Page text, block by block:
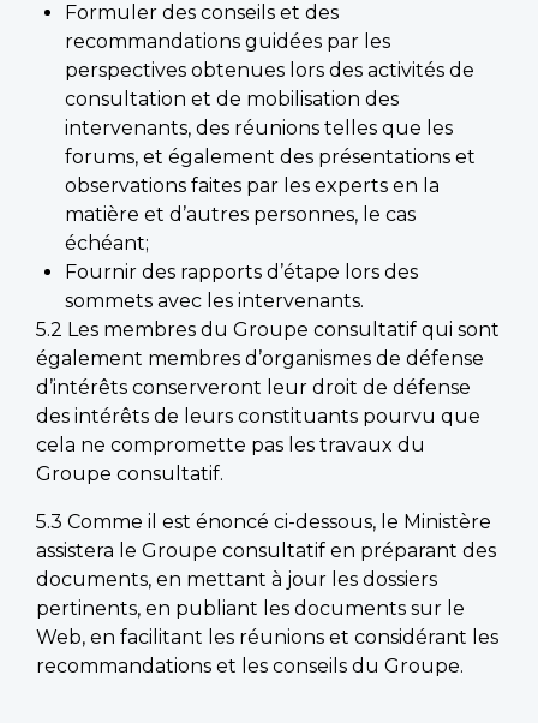
Formuler des conseils et des
recommandations guidées par les
perspectives obtenues lors des activités de
consultation et de mobilisation des
intervenants, des réunions telles que les
forums, et également des présentations et
observations faites par les experts en la
matière et d’autres personnes, le cas
échéant;
Fournir des rapports d’étape lors des
sommets avec les intervenants.
5.2 Les membres du Groupe consultatif qui sont
également membres d’organismes de défense
d’intérêts conserveront leur droit de défense
des intérêts de leurs constituants pourvu que
cela ne compromette pas les travaux du
Groupe consultatif.
5.3 Comme il est énoncé ci-dessous, le Ministère
assistera le Groupe consultatif en préparant des
documents, en mettant à jour les dossiers
pertinents, en publiant les documents sur le
Web, en facilitant les réunions et considérant les
recommandations et les conseils du Groupe.